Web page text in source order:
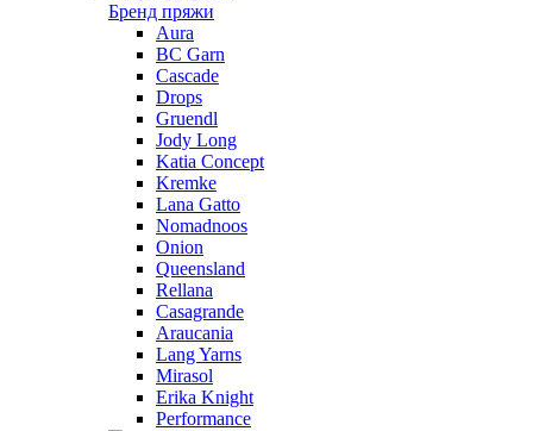
Бренд пряжи
Aura
BC Garn
Cascade
Drops
Gruendl
Jody Long
Katia Concept
Kremke
Lana Gatto
Nomadnoos
Onion
Queensland
Rellana
Casagrande
Araucania
Lang Yarns
Mirasol
Erika Knight
Performance